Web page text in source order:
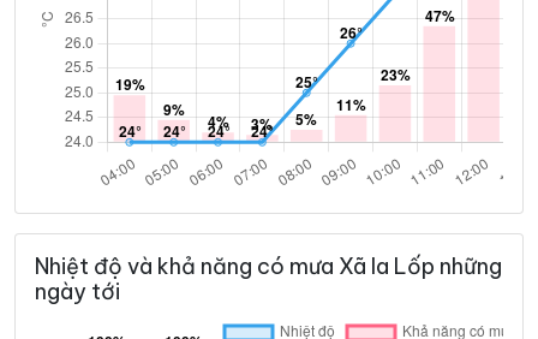
Nhiệt độ và khả năng có mưa Xã Ia Lốp những
ngày tới